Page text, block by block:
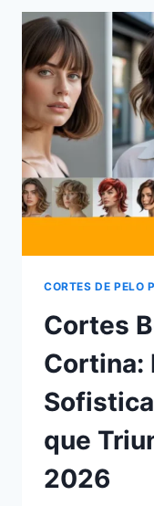
CORTES DE PELO
Cortes
Cortina:
que
2026